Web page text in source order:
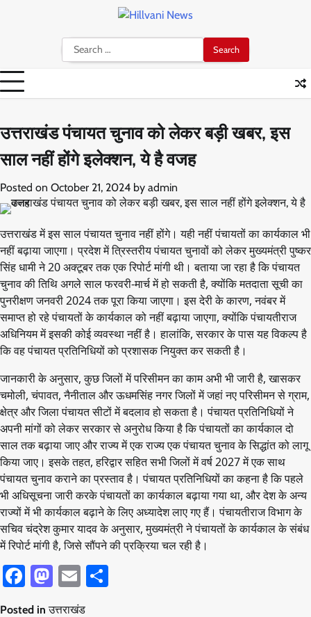
Search
for:
उत्तराखंड पंचायत चुनाव को लेकर बड़ी खबर, इस
साल नहीं होंगे इलेक्शन, ये है वजह
Posted on October 21, 2024 by admin
उत्तराखंड में इस साल पंचायत चुनाव नहीं होंगे। यही नहीं पंचायतों का कार्यकाल भी
नहीं बढ़ाया जाएगा। प्रदेश में त्रिस्तरीय पंचायत चुनावों को लेकर मुख्यमंत्री पुष्कर
सिंह धामी ने 20 अक्टूबर तक एक रिपोर्ट मांगी थी। बताया जा रहा है कि पंचायत
चुनाव की तिथि अगले साल फरवरी-मार्च में हो सकती है, क्योंकि मतदाता सूची का
पुनरीक्षण जनवरी 2024 तक पूरा किया जाएगा। इस देरी के कारण, नवंबर में
समाप्त हो रहे पंचायतों के कार्यकाल को नहीं बढ़ाया जाएगा, क्योंकि पंचायतीराज
अधिनियम में इसकी कोई व्यवस्था नहीं है। हालांकि, सरकार के पास यह विकल्प है
कि वह पंचायत प्रतिनिधियों को प्रशासक नियुक्त कर सकती है।
जानकारी के अनुसार, कुछ जिलों में परिसीमन का काम अभी भी जारी है, खासकर
चमोली, चंपावत, नैनीताल और ऊधमसिंह नगर जिलों में जहां नए परिसीमन से ग्राम,
क्षेत्र और जिला पंचायत सीटों में बदलाव हो सकता है। पंचायत प्रतिनिधियों ने
अपनी मांगों को लेकर सरकार से अनुरोध किया है कि पंचायतों का कार्यकाल दो
साल तक बढ़ाया जाए और राज्य में एक राज्य एक पंचायत चुनाव के सिद्धांत को लागू
किया जाए। इसके तहत, हरिद्वार सहित सभी जिलों में वर्ष 2027 में एक साथ
पंचायत चुनाव कराने का प्रस्ताव है। पंचायत प्रतिनिधियों का कहना है कि पहले
भी अधिसूचना जारी करके पंचायतों का कार्यकाल बढ़ाया गया था, और देश के अन्य
राज्यों में भी कार्यकाल बढ़ाने के लिए अध्यादेश लाए गए हैं। पंचायतीराज विभाग के
सचिव चंद्रेश कुमार यादव के अनुसार, मुख्यमंत्री ने पंचायतों के कार्यकाल के संबंध
में रिपोर्ट मांगी है, जिसे सौंपने की प्रक्रिया चल रही है।
Facebook
Mastodon
Email
Posted inउत्तराखंड